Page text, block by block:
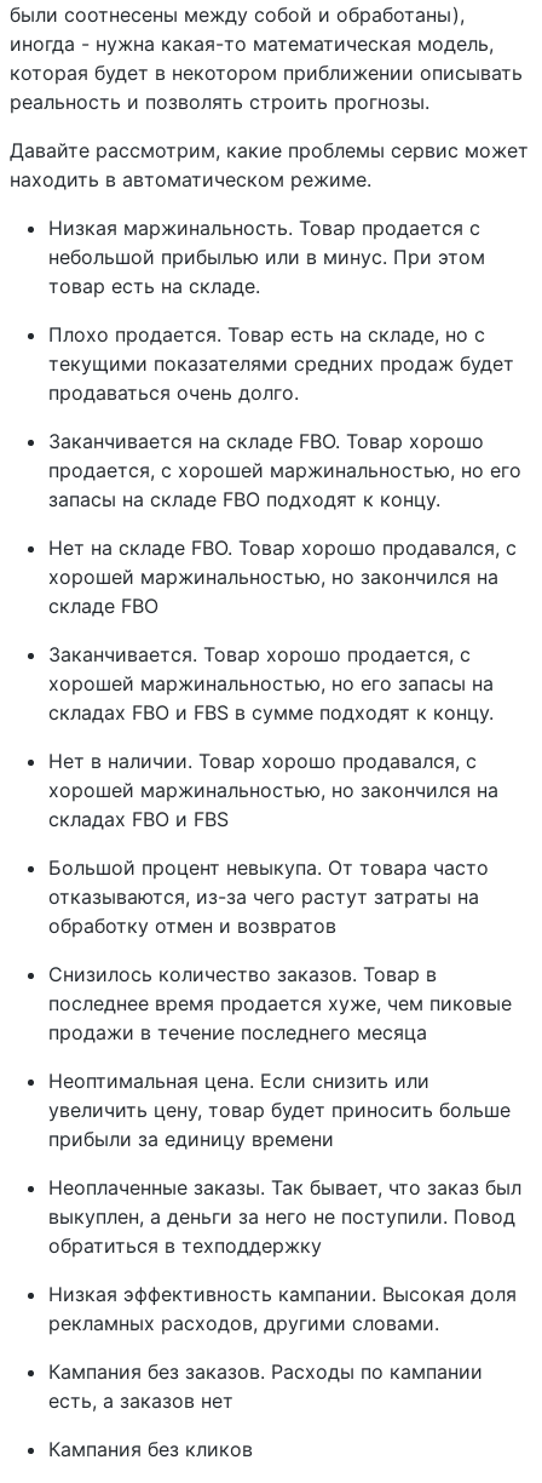
были соотнесены между собой и обработаны),
иногда - нужна какая-то математическая модель,
которая будет в некотором приближении описывать
реальность и позволять строить прогнозы.
Давайте рассмотрим, какие проблемы сервис может
находить в автоматическом режиме.
Низкая маржинальность. Товар продается с
небольшой прибылью или в минус. При этом
товар есть на складе.
Плохо продается. Товар есть на складе, но с
текущими показателями средних продаж будет
продаваться очень долго.
Заканчивается на складе FBO. Товар хорошо
продается, с хорошей маржинальностью, но его
запасы на складе FBO подходят к концу.
Нет на складе FBO. Товар хорошо продавался, с
хорошей маржинальностью, но закончился на
складе FBO
Заканчивается. Товар хорошо продается, с
хорошей маржинальностью, но его запасы на
складах FBO и FBS в сумме подходят к концу.
Нет в наличии. Товар хорошо продавался, с
хорошей маржинальностью, но закончился на
складах FBO и FBS
Большой процент невыкупа. От товара часто
отказываются, из-за чего растут затраты на
обработку отмен и возвратов
Снизилось количество заказов. Товар в
последнее время продается хуже, чем пиковые
продажи в течение последнего месяца
Неоптимальная цена. Если снизить или
увеличить цену, товар будет приносить больше
прибыли за единицу времени
Неоплаченные заказы. Так бывает, что заказ был
выкуплен, а деньги за него не поступили. Повод
обратиться в техподдержку
Низкая эффективность кампании. Высокая доля
рекламных расходов, другими словами.
Кампания без заказов. Расходы по кампании
есть, а заказов нет
Кампания без кликов